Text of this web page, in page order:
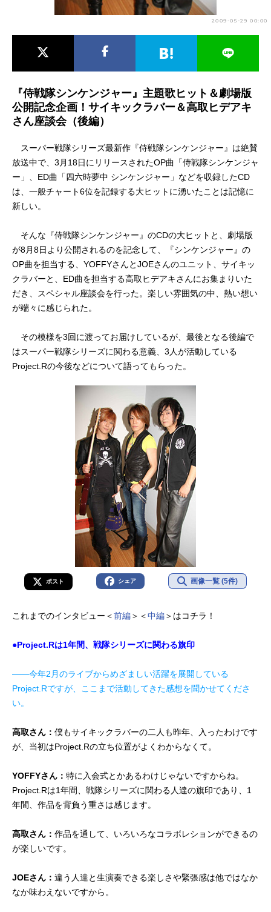
2009-05-29 00:00
『侍戦隊シンケンジャー』主題歌ヒット＆劇場版
公開記念企画！サイキックラバー＆高取ヒデアキ
さん座談会（後編）
スーパー戦隊シリーズ最新作『侍戦隊シンケンジャー』は絶賛
放送中で、3月18日にリリースされたOP曲「侍戦隊シンケンジャ
ー」、ED曲「四六時夢中 シンケンジャー」などを収録したCD
は、一般チャート6位を記録する大ヒットに湧いたことは記憶に
新しい。
そんな『侍戦隊シンケンジャー』のCDの大ヒットと、劇場版
が8月8日より公開されるのを記念して、『シンケンジャー』の
OP曲を担当する、YOFFYさんとJOEさんのユニット、サイキッ
クラバーと、ED曲を担当する高取ヒデアキさんにお集まりいた
だき、スペシャル座談会を行った。楽しい雰囲気の中、熱い想い
が端々に感じられた。
その模様を3回に渡ってお届けしているが、最後となる後編で
はスーパー戦隊シリーズに関わる意義、3人が活動している
Project.Rの今後などについて語ってもらった。
ポスト シェア 画像一覧 (5件)
これまでのインタビュー＜前編＞＜中編＞はコチラ！
●Project.Rは1年間、戦隊シリーズに関わる旗印
――今年2月のライブからめざましい活躍を展開している
Project.Rですが、ここまで活動してきた感想を聞かせてくださ
い。
高取さん： 僕もサイキックラバーの二人も昨年、入ったわけです
が、当初はProject.Rの立ち位置がよくわからなくて。
YOFFYさん： 特に入会式とかあるわけじゃないですからね。
Project.Rは1年間、戦隊シリーズに関わる人達の旗印であり、1
年間、作品を背負う重さは感じます。
高取さん： 作品を通して、いろいろなコラボレションができるの
が楽しいです。
JOEさん： 違う人達と生演奏できる楽しさや緊張感は他ではなか
なか味わえないですから。